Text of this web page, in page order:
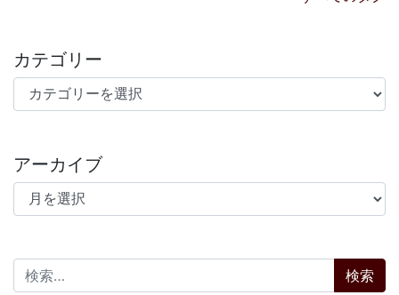
カテゴリー
カテゴリー
アーカイブ
アーカイブ
検索: